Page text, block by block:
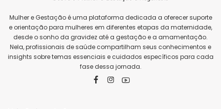
Mulher e Gestação é uma plataforma dedicada a oferecer suporte
e orientação para mulheres em diferentes etapas da maternidade,
desde o sonho da gravidez até a gestação e a amamentação.
Nela, profissionais de saúde compartilham seus conhecimentos e
insights sobre temas essenciais e cuidados específicos para cada
fase dessa jornada.